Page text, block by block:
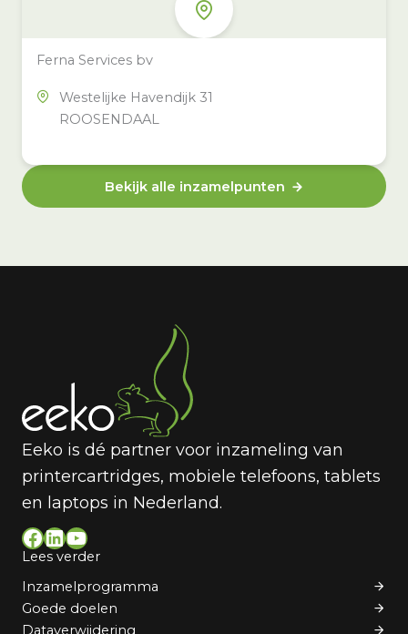
Ferna Services bv
Westelijke Havendijk 31
ROOSENDAAL
Bekijk alle inzamelpunten
Eeko is dé partner voor inzameling van
printercartridges, mobiele telefoons, tablets
en laptops in Nederland.
Facebook LinkedIn YouTube
Lees verder
Inzamelprogramma
Goede doelen